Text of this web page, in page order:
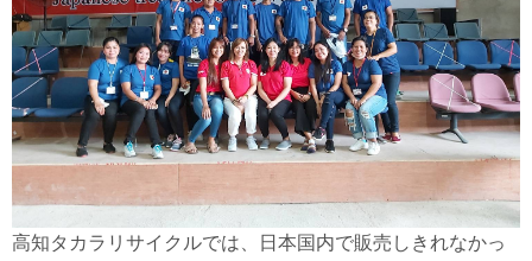
高知タカラリサイクルでは、日本国内で販売しきれなかっ